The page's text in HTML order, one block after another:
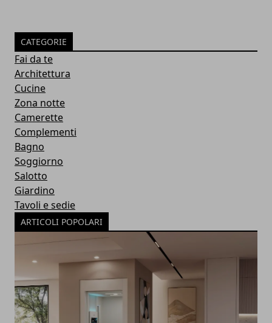
CATEGORIE
Fai da te
Architettura
Cucine
Zona notte
Camerette
Complementi
Bagno
Soggiorno
Salotto
Giardino
Tavoli e sedie
ARTICOLI POPOLARI